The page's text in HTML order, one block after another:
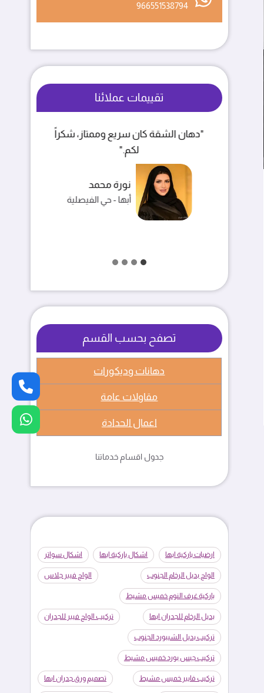
966551538794
تقييمات عملائنا
"الشغل نظيف والأسعار مناسبة، انصح
فيهم."
خالد بن فهد
خميس مشيط - حي الربوة
تصفح بحسب القسم
دهانات وديكورات
مقاولات عامة
اعمال الحدادة
جدول اقسام خدماتنا
ارضيات باركية ابها اشكال باركية ابها اشكال سواتر
الواح بديل الرخام الجنوب الواح فيبر جلاس
باركية غرف النوم خميس مشيط
بديل الرخام للجدران ابها تركيب الواح فيبر للجدران
تركيب بديل الشيبورد الجنوب
تركيب جبس بورد خميس مشيط
تركيب فايبر خميس مشيط تصميم ورق جدران ابها